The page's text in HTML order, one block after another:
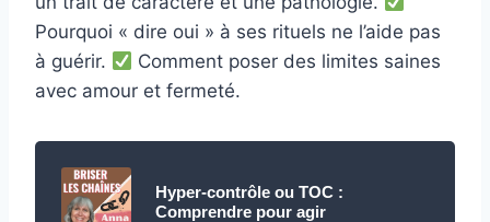
Pourquoi « dire oui » à ses rituels ne l’aide pas
à guérir.
Comment poser des limites saines
avec amour et fermeté.
Hyper-contrôle ou TOC :
Comprendre pour agir